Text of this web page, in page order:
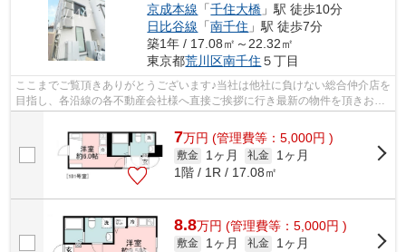
京成本線 「千住大橋 」駅 徒歩10分
日比谷線 「南千住 」駅 徒歩7分
築1年 / 17.08㎡～22.32㎡
東京都荒川区南千住 ５丁目
ここまでご覧頂きありがとうございます♪当社は他社に負けない総合仲介店を
目指し、各沿線の各不動産会社様へ直接ご挨拶に行き最新の物件を頂きお客
様へ提供しております！最新の情報は...
7万円 (管理費等：5,000円 )
敷金 1ヶ月 礼金
1ヶ月
1階 / 1R / 17.08㎡
8.8万円 (管理費等：5,000円 )
敷金 1ヶ月 礼金
1ヶ月